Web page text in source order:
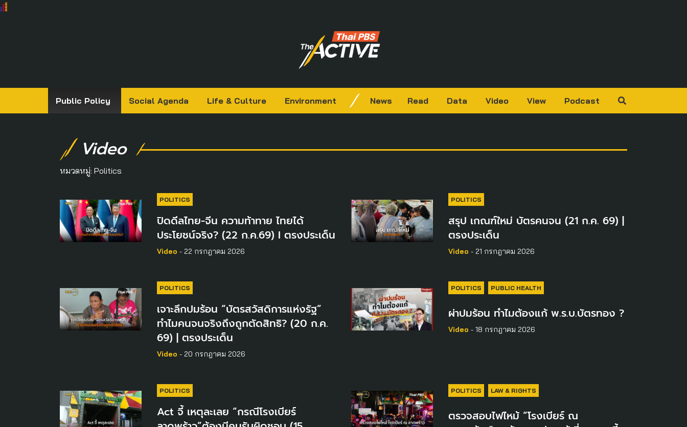
Public Policy Social Agenda Life & Culture Environment News Read Data Video View Podcast
Video
หมวดหมู่: Politics
POLITICS
ปิดดีลไทย-จีน ความท้าทาย ไทยได้
ประโยชน์จริง? (22 ก.ค.69) I ตรงประเด็น
Video - 22 กรกฎาคม 2026
POLITICS
สรุป เกณฑ์ใหม่ บัตรคนจน (21 ก.ค. 69) |
ตรงประเด็น
Video - 21 กรกฎาคม 2026
POLITICS
เจาะลึกปมร้อน “บัตรสวัสดิการแห่งรัฐ”
ทำไมคนจนจริงถึงถูกตัดสิทธิ? (20 ก.ค.
69) | ตรงประเด็น
Video - 20 กรกฎาคม 2026
POLITICS PUBLIC HEALTH
ผ่าปมร้อน ทำไมต้องแก้ พ.ร.บ.บัตรทอง ?
Video - 18 กรกฎาคม 2026
POLITICS
Act จี้ เหตุละเลย “กรณีโรงเบียร์
POLITICS LAW & RIGHTS
ตรวจสอบไฟไหม้ “โรงเบียร์ ณ